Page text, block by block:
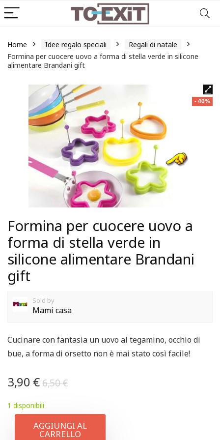
Home Idee regalo speciali
Regali di natale
Formina per cuocere uovo a forma di stella verde in silicone
alimentare Brandani gift
- 40%
Formina per cuocere uovo a
forma di stella verde in
silicone alimentare Brandani
gift
Sold by
Mami casa
Cucinare con fantasia un uovo al tegamino, occhio di
bue, a forma di orsetto non è mai stato così facile!
6,50€
3,90 €
1 disponibili
AGGIUNGI AL
CARRELLO